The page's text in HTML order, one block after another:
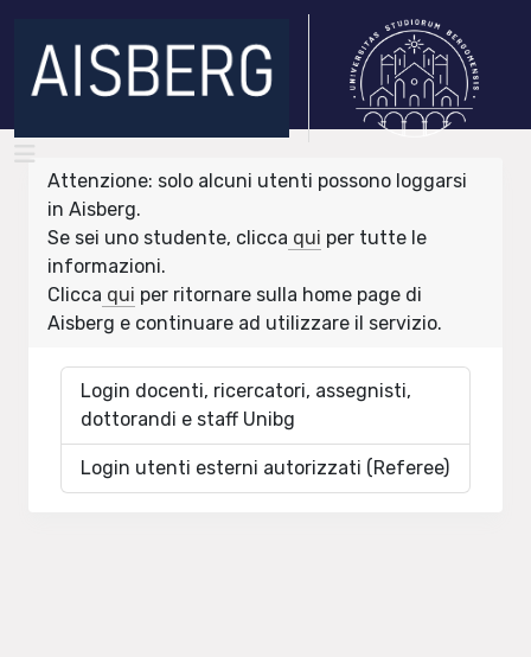
Attenzione: solo alcuni utenti possono loggarsi
in Aisberg.
Se sei uno studente, clicca qui per tutte le
informazioni.
Clicca qui per ritornare sulla home page di
Aisberg e continuare ad utilizzare il servizio.
Login docenti, ricercatori, assegnisti,
dottorandi e staff Unibg
Login utenti esterni autorizzati (Referee)